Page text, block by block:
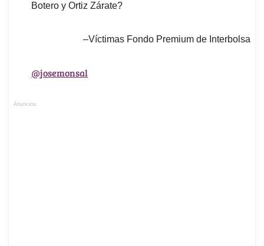
Botero y Ortiz Zárate?
–Víctimas Fondo Premium de Interbolsa
@josemonsal
Anuncios.